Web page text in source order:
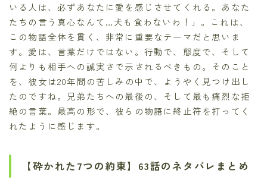
いる人は、必ずあなたに愛を感じさせてくれる。あなた
たちの言う真心なんて…犬も食わないわ！」。これは、
この物語全体を貫く、非常に重要なテーマだと思いま
す。愛は、言葉だけではない。行動で、態度で、そして
何よりも相手への誠実さで示されるべきもの。そのこと
を、彼女は20年間の苦しみの中で、ようやく見つけ出し
たのですね。兄弟たちへの最後の、そして最も痛烈な拒
絶の言葉。最高の形で、彼らの物語に終止符を打ってく
れたように感じます。
【砕かれた7つの約束】63話のネタバレまとめ